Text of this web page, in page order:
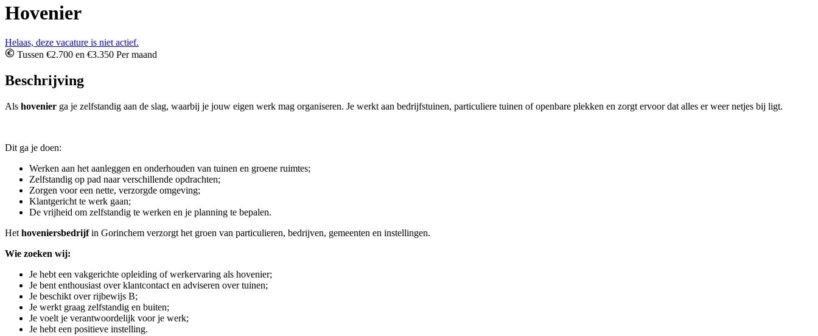
Hovenier
Helaas, deze vacature is niet actief.
Tussen €2.700 en €3.350 Per maand
Beschrijving
Als hovenier ga je zelfstandig aan de slag, waarbij je jouw eigen werk mag organiseren. Je werkt aan bedrijfstuinen, particuliere tuinen of openbare plekken en zorgt ervoor dat alles er weer netjes bij ligt.
Dit ga je doen:
Werken aan het aanleggen en onderhouden van tuinen en groene ruimtes;
Zelfstandig op pad naar verschillende opdrachten;
Zorgen voor een nette, verzorgde omgeving;
Klantgericht te werk gaan;
De vrijheid om zelfstandig te werken en je planning te bepalen.
Het hoveniersbedrijfin Gorinchem verzorgt het groen van particulieren, bedrijven, gemeenten en instellingen.
Wie zoeken wij:
Je hebt een vakgerichte opleiding of werkervaring als hovenier;
Je bent enthousiast over klantcontact en adviseren over tuinen;
Je beschikt over rijbewijs B;
Je werkt graag zelfstandig en buiten;
Je voelt je verantwoordelijk voor je werk;
Je hebt een positieve instelling.